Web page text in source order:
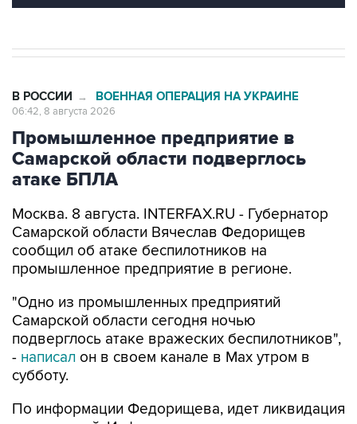
В РОССИИ → ВОЕННАЯ ОПЕРАЦИЯ НА УКРАИНЕ
06:42, 8 августа 2026
Промышленное предприятие в
Самарской области подверглось
атаке БПЛА
Москва. 8 августа. INTERFAX.RU - Губернатор
Самарской области Вячеслав Федорищев
сообщил об атаке беспилотников на
промышленное предприятие в регионе.
"Одно из промышленных предприятий
Самарской области сегодня ночью
подверглось атаке вражеских беспилотников",
- написал он в своем канале в Max утром в
субботу.
По информации Федорищева, идет ликвидация